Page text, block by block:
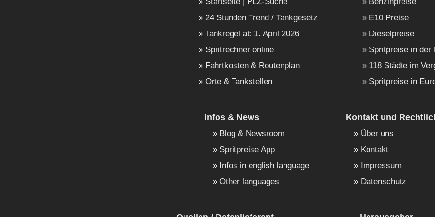
24 Stunden Trend / Tankgesetz
Tankregel ab 1. April 2026
Spritrechner online
Fahrtkosten & Routenplan
Orte & Tankstellen
E10 Preise
Dieselpreise
Spritpreise in der
118 Städte im
Spritpreise in
Infos & News
Blog & Newsroom
Spritpreise App
Infos in english language
Other languages
Kontakt und
Über uns
Kontakt
Impressum
Datenschutz